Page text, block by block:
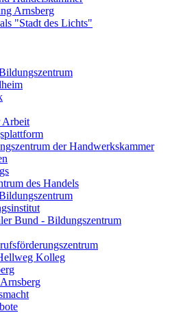
Arnsberg
"Stadt des Lichts"
Arbeit
der Handwerkskammer
des Handels
Bund - Bildungszentrum
Kolleg